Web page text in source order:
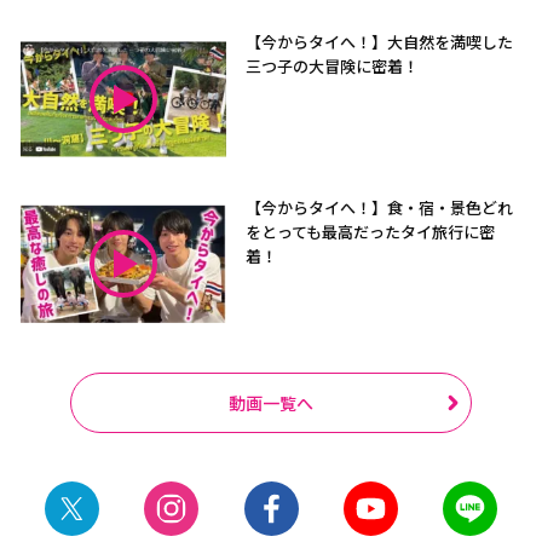
【今からタイへ！】大自然を満喫した
三つ子の大冒険に密着！
【今からタイへ！】食・宿・景色どれ
をとっても最高だったタイ旅行に密
着！
動画一覧へ